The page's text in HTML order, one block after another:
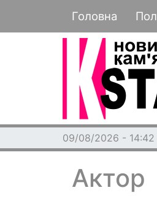
Головна
09/08/2026 - 14:42
Актор